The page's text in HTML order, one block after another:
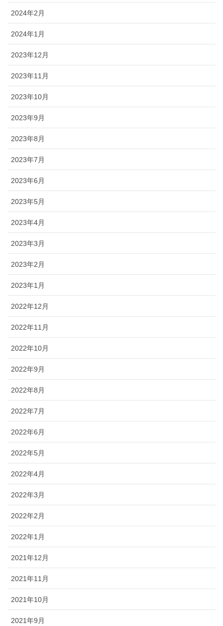
2024年2月
2024年1月
2023年12月
2023年11月
2023年10月
2023年9月
2023年8月
2023年7月
2023年6月
2023年5月
2023年4月
2023年3月
2023年2月
2023年1月
2022年12月
2022年11月
2022年10月
2022年9月
2022年8月
2022年7月
2022年6月
2022年5月
2022年4月
2022年3月
2022年2月
2022年1月
2021年12月
2021年11月
2021年10月
2021年9月